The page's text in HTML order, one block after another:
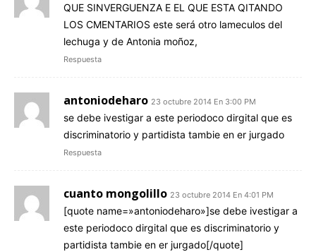
QUE SINVERGUENZA E EL QUE ESTA QITANDO
LOS CMENTARIOS este será otro lameculos del
lechuga y de Antonia moñoz,
Respuesta
antoniodeharo 23 octubre 2014 En 3:00 PM
se debe ivestigar a este periodoco dirgital que es
discriminatorio y partidista tambie en er jurgado
Respuesta
cuanto mongolillo 23 octubre 2014 En 4:01 PM
[quote name=»antoniodeharo»]se debe ivestigar a
este periodoco dirgital que es discriminatorio y
partidista tambie en er jurgado[/quote]